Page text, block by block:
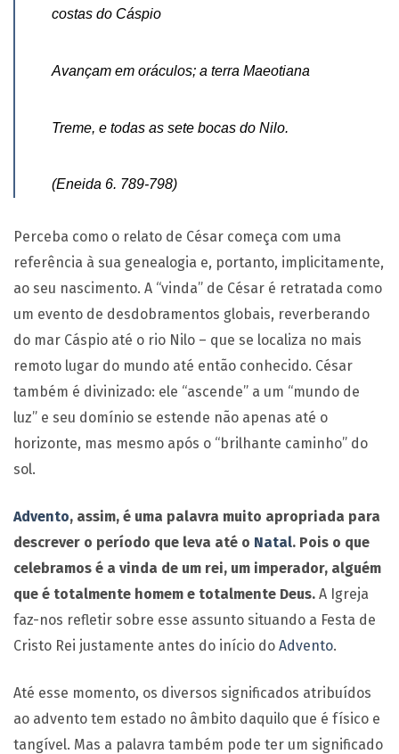
costas do Cáspio
Avançam em oráculos; a terra Maeotiana
Treme, e todas as sete bocas do Nilo.
(Eneida 6. 789-798)
Perceba como o relato de César começa com uma
referência à sua genealogia e, portanto, implicitamente,
ao seu nascimento. A “vinda” de César é retratada como
um evento de desdobramentos globais, reverberando
do mar Cáspio até o rio Nilo – que se localiza no mais
remoto lugar do mundo até então conhecido. César
também é divinizado: ele “ascende” a um “mundo de
luz” e seu domínio se estende não apenas até o
horizonte, mas mesmo após o “brilhante caminho” do
sol.
Advento, assim, é uma palavra muito apropriada para
descrever o período que leva até o Natal. Pois o que
celebramos é a vinda de um rei, um imperador, alguém
que é totalmente homem e totalmente Deus. A Igreja
faz-nos refletir sobre esse assunto situando a Festa de
Cristo Rei justamente antes do início do Advento.
Até esse momento, os diversos significados atribuídos
ao advento tem estado no âmbito daquilo que é físico e
tangível. Mas a palavra também pode ter um significado